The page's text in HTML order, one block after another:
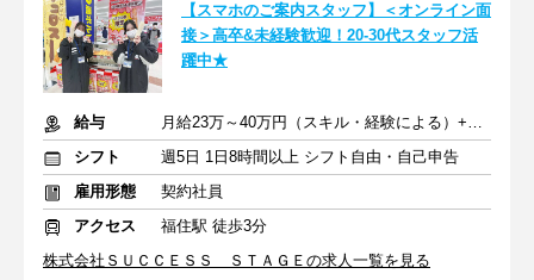
【スマホのご案内スタッフ】＜オンライン面
接＞高卒&未経験歓迎！20-30代スタッフ活
躍中★
給与
月給23万～40万円（スキル・経験による）+交通費全額支給
シフト
週5日 1日8時間以上 シフト自由・自己申告
雇用形態
契約社員
アクセス
福住駅 徒歩3分
株式会社ＳＵＣＣＥＳＳ ＳＴＡＧＥの求人一覧を見る